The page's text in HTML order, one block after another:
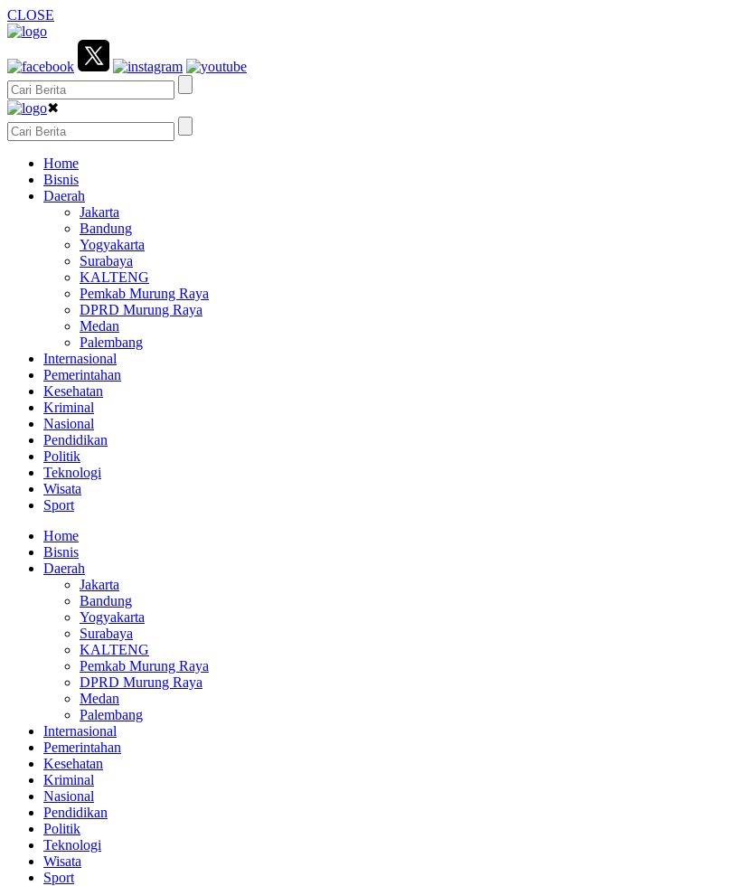
CLOSE
✖
Home
Bisnis
Daerah
Jakarta
Bandung
Yogyakarta
Surabaya
KALTENG
Pemkab Murung Raya
DPRD Murung Raya
Medan
Palembang
Internasional
Pemerintahan
Kesehatan
Kriminal
Nasional
Pendidikan
Politik
Teknologi
Wisata
Sport
Home
Bisnis
Daerah
Jakarta
Bandung
Yogyakarta
Surabaya
KALTENG
Pemkab Murung Raya
DPRD Murung Raya
Medan
Palembang
Internasional
Pemerintahan
Kesehatan
Kriminal
Nasional
Pendidikan
Politik
Teknologi
Wisata
Sport